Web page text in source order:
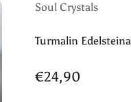
Soul Crystals
Turmalin
Angebot
€24,90